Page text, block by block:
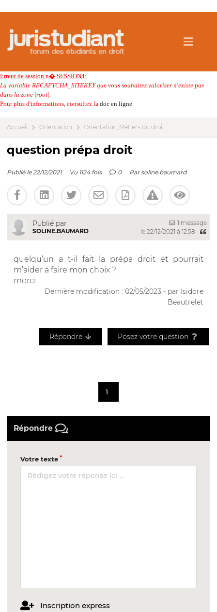
Erreur de session n� SESSION4:
La variable RECAPTCHA_SITEKEY que vous souhaitez valoriser n'existe pas
dans la zone |root|.
Pour plus d'informations, consultez la doc en ligne
Accueil Orientation Orientation, Métiers du droit
question prépa droit
Publié le 22/12/2021 Vu 1124 fois 0 Par soline.baumard
Publié par
SOLINE.BAUMARD
1 message
le 22/12/2021 à 12:58
quelqu’un a t-il fait la prépa droit et pourrait
m’aider a faire mon choix ?
merci
Dernière modification : 02/05/2023 - par Isidore
Beautrelet
Répondre Posez votre question
1
Répondre
Votre texte
Inscription express